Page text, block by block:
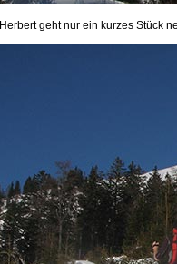
Herbert geht nur ein kurzes Stück